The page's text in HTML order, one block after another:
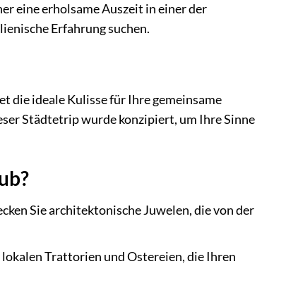
eine erholsame Auszeit in einer der
Erfahrung suchen.
die ideale Kulisse für Ihre gemeinsame
Städtetrip wurde konzipiert, um Ihre Sinne
Sie architektonische Juwelen, die von der
Trattorien und Ostereien, die Ihren